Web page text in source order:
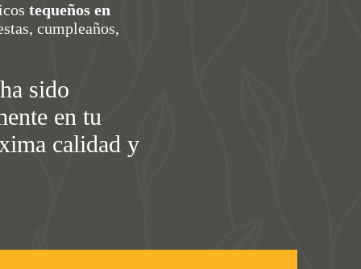
tequeños en
cumpleaños,
sido
en tu
calidad y